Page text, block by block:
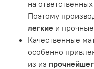
на
Поэтому
легкие и
Качественные
особенно
из из